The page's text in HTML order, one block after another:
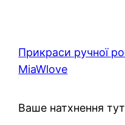
Прикраси ручної
MiaWlove
Ваше натхнення